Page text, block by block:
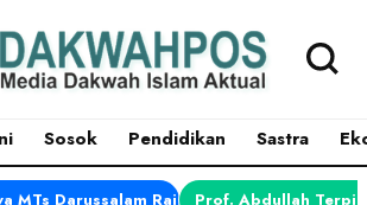
Sosok Pendidikan Sastra
MTs Darussalam Raih Juara 1 dalam
Prof. Abdullah